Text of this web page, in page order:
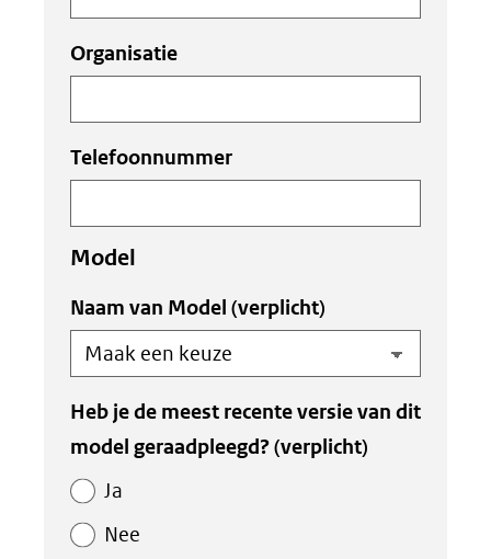
Organisatie
Telefoonnummer
Model
Naam van Model (verplicht)
Heb je de meest recente versie van dit
model geraadpleegd?(verplicht)
Ja
Nee